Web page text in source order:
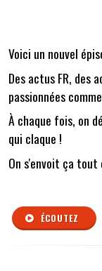
Voici un nouvel
Des actus FR,
passionnées
À chaque fois, on
qui claque !
On s'envoit ça tout
ÉCOUTEZ